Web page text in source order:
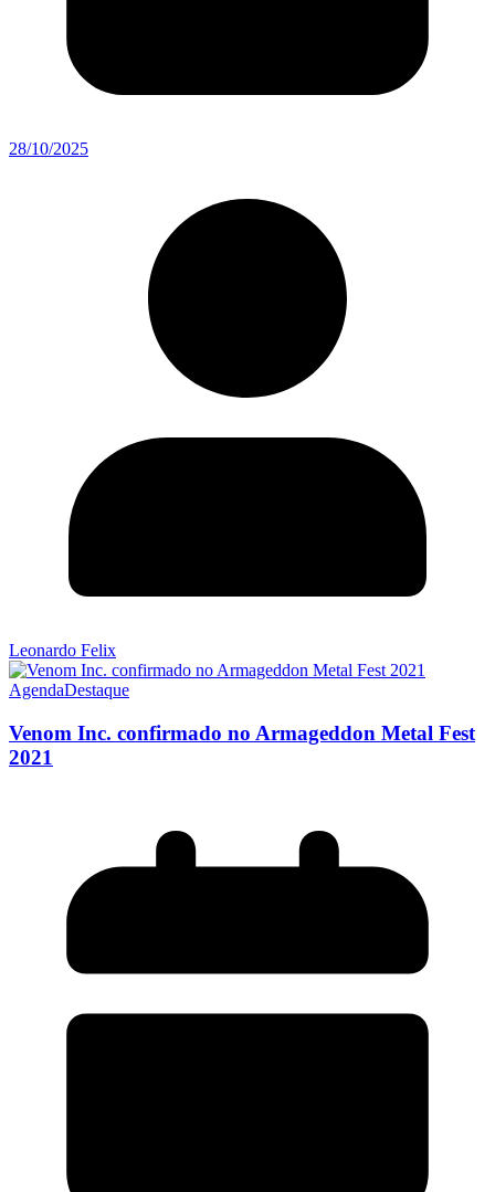
28/10/2025
Leonardo Felix
AgendaDestaque
Venom Inc. confirmado no Armageddon Metal Fest
2021